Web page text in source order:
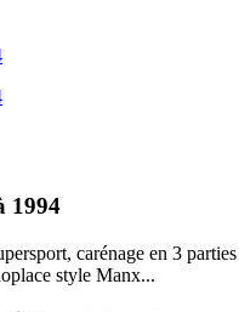
1994
carénage en 3
style Manx...